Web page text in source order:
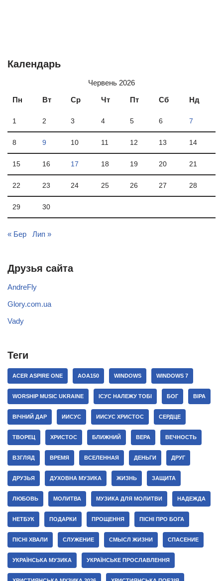
Календарь
Червень 2026
Пн
Вт Ср Чт Пт Сб Нд
1 2 3 4 5 6 7
8 9 10 11 12 13 14
15 16 17 18 19 20 21
22 23 24 25 26 27 28
29 30
« Бер Лип »
Друзья сайта
AndreFly
Glory.com.ua
Vady
Теги
ACER ASPIRE ONE AOA150 WINDOWS WINDOWS 7
WORSHIP MUSIC UKRAINE ІСУС НАЛЕЖУ ТОБІ БОГ ВІРА
ВІЧНИЙ ДАР ИИСУС ИИСУС ХРИСТОС СЕРДЦЕ
ТВОРЕЦ ХРИСТОС БЛИЖНИЙ ВЕРА ВЕЧНОСТЬ
ВЗГЛЯД ВРЕМЯ ВСЕЛЕННАЯ ДЕНЬГИ ДРУГ
ДРУЗЬЯ ДУХОВНА МУЗИКА ЖИЗНЬ ЗАЩИТА
ЛЮБОВЬ МОЛИТВА МУЗИКА ДЛЯ МОЛИТВИ НАДЕЖДА
НЕТБУК ПОДАРКИ ПРОЩЕННЯ ПІСНІ ПРО БОГА
ПІСНІ ХВАЛИ СЛУЖЕНИЕ СМЫСЛ ЖИЗНИ СПАСЕНИЕ
УКРАЇНСЬКА МУЗИКА УКРАЇНСЬКЕ ПРОСЛАВЛЕННЯ